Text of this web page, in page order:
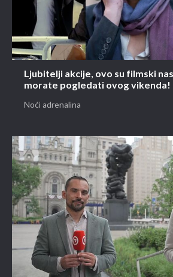
Ljubitelji akcije, ovo su filmski
morate pogledati ovog vikenda!
Noći adrenalina